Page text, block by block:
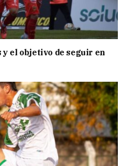
y el objetivo de seguir en